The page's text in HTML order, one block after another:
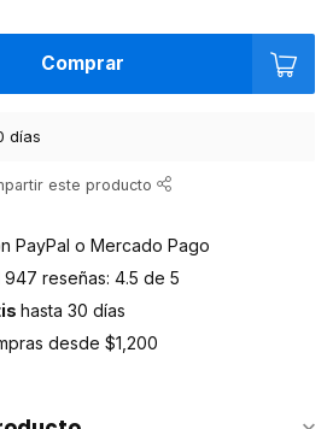
Comprar
días
este producto
PayPal o Mercado Pago
947 reseñas: 4.5 de 5
hasta 30 días
desde $1,200